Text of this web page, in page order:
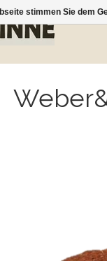
stimmen Sie dem